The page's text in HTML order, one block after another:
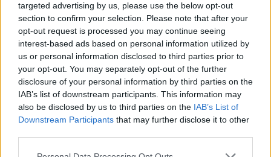
targeted advertising by us, please use the below opt-out
section to confirm your selection. Please note that after your
opt-out request is processed you may continue seeing
interest-based ads based on personal information utilized by
us or personal information disclosed to third parties prior to
your opt-out. You may separately opt-out of the further
disclosure of your personal information by third parties on the
IAB’s list of downstream participants. This information may
also be disclosed by us to third parties on the IAB’s List of
Downstream Participants that may further disclose it to other
Please note that this website/app uses one or more Google